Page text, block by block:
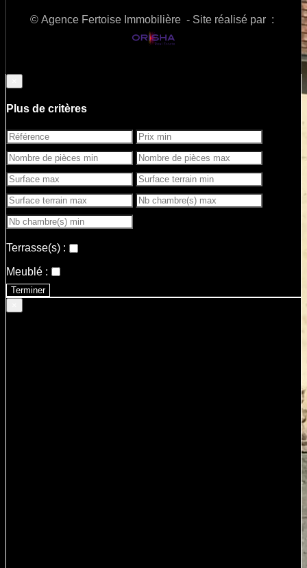
© Agence Fertoise Immobilière - Site réalisé par :
Plus de critères
Terrasse(s) :
Meublé :
Terminer